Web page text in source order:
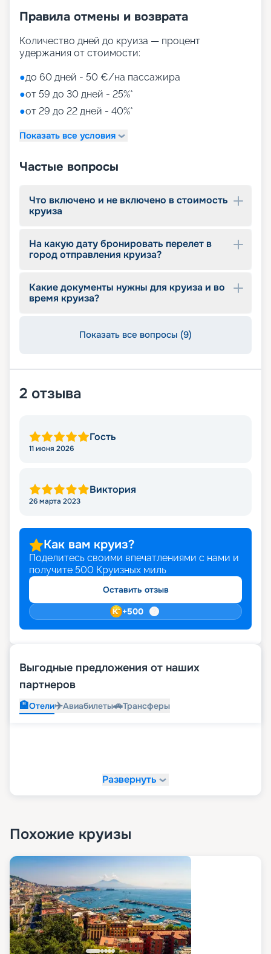
накрытый светодиодным куполом;
• MSC Aurea Spa – огромный выбор Spa-
процедур на площади 1000 м2;
• игровые зоны от LEGO;
• детский клуб Chicco.
Путешествуйте с
«Круиз.онлайн»
Наша компания предлагает купить путевки на
круизы MSC World Europa не выходя из дома. На
информацию для выбора тура: расписание
круизов на 2026 - 2027 г., характеристики
Опытные специалисты с удовольствием
проконсультируют вас, помогут с оформлением
оказывать информационную поддержку на
протяжении круиза. Бронируйте путевки и
отправляйтесь в сказочное путешествие на
Правила отмены и возврата
Количество дней до круиза — процент
удержания от стоимости:
●до 60 дней - 50 €/на пассажира
●от 59 до 30 дней - 25%*
●от 29 до 22 дней - 40%*
Показать все условия
Частые вопросы
Что включено и не включено в стоимость
круиза
На какую дату бронировать перелет в
город отправления круиза?
Какие документы нужны для круиза и во
время круиза?
Показать все вопросы (9)
2 отзыва
Гость
11 июня 2026
Виктория
26 марта 2023
Как вам круиз?
Поделитесь своими впечатлениями с нами и
получите 500 Круизных миль
Оставить отзыв
+500
Выгодные предложения от наших
партнеров
🏨Отели✈️Авиабилеты🚗Трансферы
Развернуть
Похожие круизы